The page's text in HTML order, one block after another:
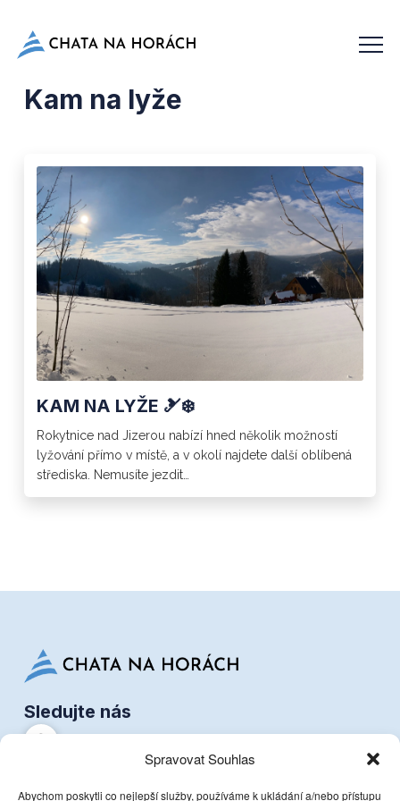
Spravovat Souhlas
Abychom poskytli co nejlepší služby, používáme k ukládání a/nebo přístupu
Kam na lyže
KAM NA LYŽE 🎿❄️
Rokytnice nad Jizerou nabízí hned několik možností
lyžování přímo v místě, a v okolí najdete další oblíbená
střediska. Nemusíte jezdit…
Sledujte nás
GDPR